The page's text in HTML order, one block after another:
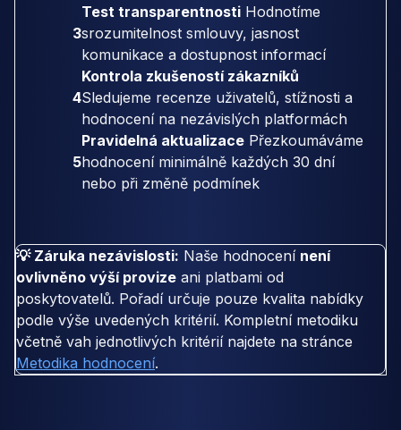
3
Test transparentnosti Hodnotíme
srozumitelnost smlouvy, jasnost
komunikace a dostupnost informací
4
Kontrola zkušeností zákazníků
Sledujeme recenze uživatelů, stížnosti a
hodnocení na nezávislých platformách
5
Pravidelná aktualizace Přezkoumáváme
hodnocení minimálně každých 30 dní
nebo při změně podmínek
💡 Záruka nezávislosti: Naše hodnocení není
ovlivněno výší provize ani platbami od
poskytovatelů. Pořadí určuje pouze kvalita nabídky
podle výše uvedených kritérií. Kompletní metodiku
včetně vah jednotlivých kritérií najdete na stránce
Metodika hodnocení.